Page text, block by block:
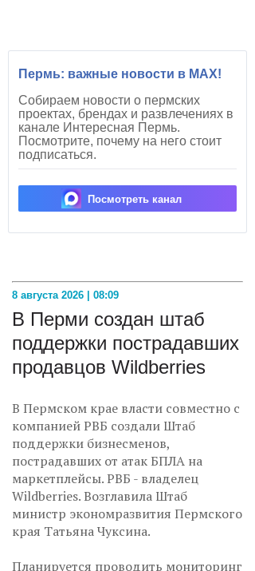
Пермь: важные новости в MAX!
Собираем новости о пермских
проектах, брендах и развлечениях в
канале Интересная Пермь.
Посмотрите, почему на него стоит
подписаться.
Посмотреть канал
8 августа 2026 | 08:09
В Перми создан штаб
поддержки пострадавших
продавцов Wildberries
В Пермском крае власти совместно с
компанией РВБ создали Штаб
поддержки бизнесменов,
пострадавших от атак БПЛА на
маркетплейсы. РВБ - владелец
Wildberries. Возглавила Штаб
министр экономразвития Пермского
края Татьяна Чуксина.
Планируется проводить мониторинг